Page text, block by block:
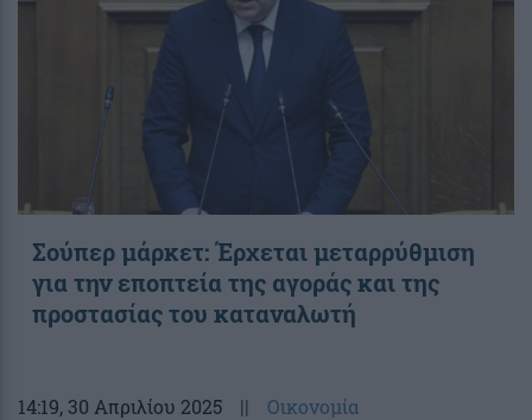
Σούπερ μάρκετ: Έρχεται μεταρρύθμιση
για την εποπτεία της αγοράς και της
προστασίας του καταναλωτή
14:19, 30 Απριλίου 2025 || Οικονομία